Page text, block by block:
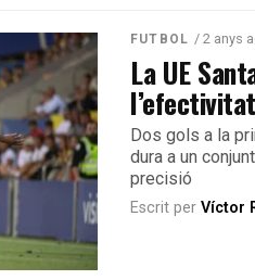
FUTBOL / 2 anys
La UE
Dos gols a la
dura a un
precisió
Escrit perVíctor